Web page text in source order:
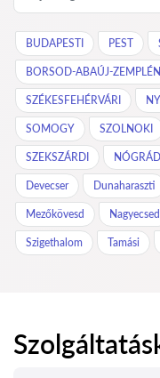
BUDAPESTI PEST
BORSOD-ABAÚJ-ZEMPLÉN
SZÉKESFEHÉRVÁRI
SOMOGY SZOLNOKI
SZEKSZÁRDI NÓGRÁD
Devecser Dunaharaszti
Mezőkövesd Nagyecsed
Szigethalom Tamási